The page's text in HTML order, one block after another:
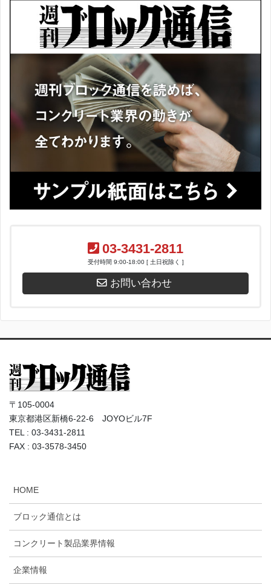
03-3431-2811
受付時間 9:00-18:00 [ 土日祝除く ]
お問い合わせ
〒105-0004
東京都港区新橋6-22-6 JOYOビル7F
TEL : 03-3431-2811
FAX : 03-3578-3450
HOME
ブロック通信とは
コンクリート製品業界情報
企業情報